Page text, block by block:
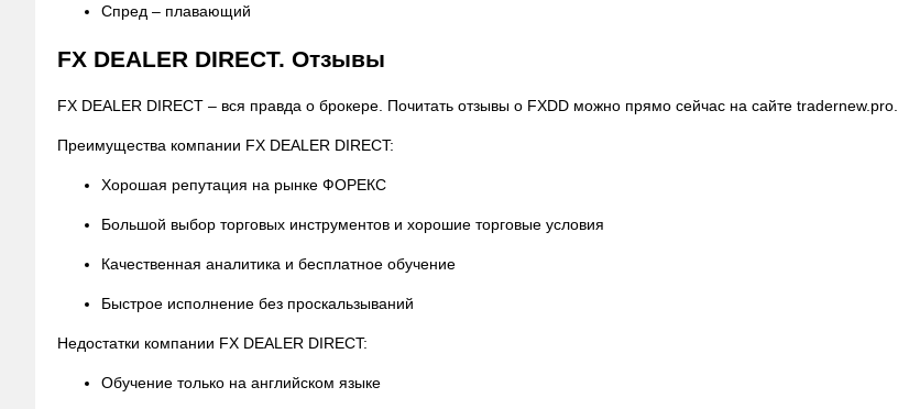
Спред – плавающий
FX DEALER DIRECT. Отзывы
FX DEALER DIRECT – вся правда о брокере. Почитать отзывы о FXDD можно прямо сейчас на сайте tradernew.pro.
Преимущества компании FX DEALER DIRECT:
Хорошая репутация на рынке ФОРЕКС
Большой выбор торговых инструментов и хорошие торговые условия
Качественная аналитика и бесплатное обучение
Быстрое исполнение без проскальзываний
Недостатки компании FX DEALER DIRECT:
Обучение только на английском языке